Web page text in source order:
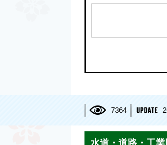
7364
水道・道路・工